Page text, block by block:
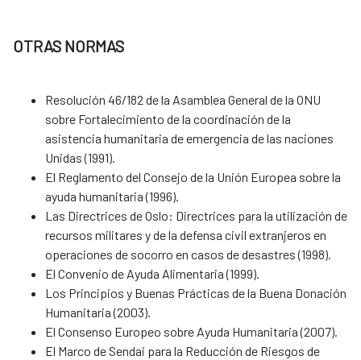
OTRAS NORMAS
Resolución 46/182 de la Asamblea General de la ONU
sobre Fortalecimiento de la coordinación de la
asistencia humanitaria de emergencia de las naciones
Unidas (1991).
El Reglamento del Consejo de la Unión Europea sobre la
ayuda humanitaria (1996).
Las Directrices de Oslo: Directrices para la utilización de
recursos militares y de la defensa civil extranjeros en
operaciones de socorro en casos de desastres (1998).
El Convenio de Ayuda Alimentaria (1999).
Los Principios y Buenas Prácticas de la Buena Donación
Humanitaria (2003).
El Consenso Europeo sobre Ayuda Humanitaria (2007).
El Marco de Sendai para la Reducción de Riesgos de